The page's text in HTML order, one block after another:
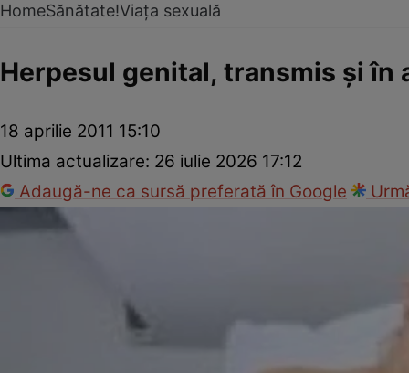
HomeSănătate!Viața sexuală
Herpesul genital, transmis şi în
18 aprilie 2011 15:10
Ultima actualizare: 26 iulie 2026 17:12
Adaugă-ne ca sursă preferată în Google